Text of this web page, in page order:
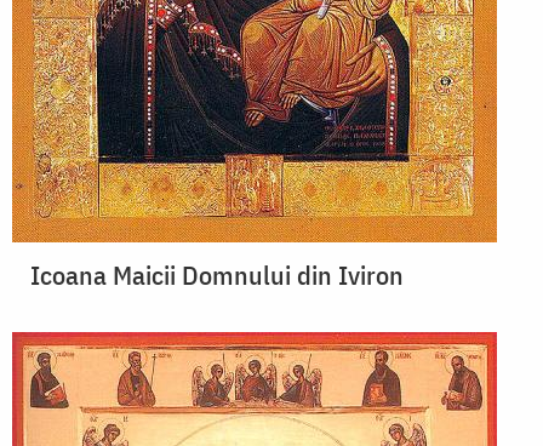
Icoana Maicii Domnului din Iviron